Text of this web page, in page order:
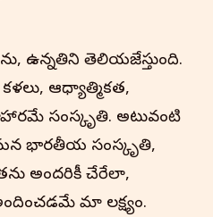
ఉన్నతిని తెలియజేస్తుంది.
ఆధ్యాత్మికత,
సంస్కృతి. అటువంటి
భారతీయ సంస్కృతి,
అందరికీ చేరేలా,
మా లక్ష్యం.